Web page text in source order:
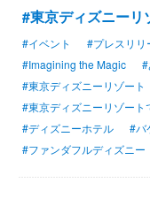
#東京ディズニーリ
#イベント #プレスリリ
#Imagining the Magic
#東京ディズニーリゾート
#東京ディズニーリゾート
#ディズニーホテル
#バ
#ファンダフルディズニー